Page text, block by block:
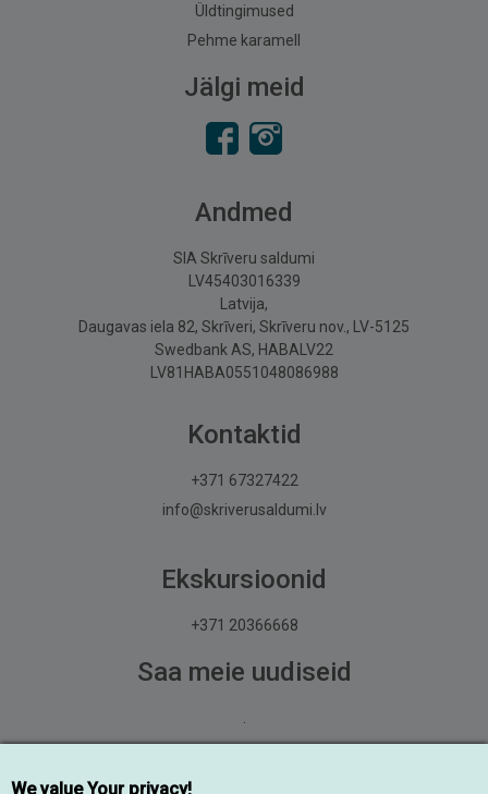
We value Your privacy!
Üldtingimused
Pehme karamell
Jälgi meid
Andmed
SIA Skrīveru saldumi
LV45403016339
Latvija,
Daugavas iela 82, Skrīveri, Skrīveru nov., LV-5125
Swedbank AS, HABALV22
LV81HABA0551048086988
Kontaktid
+371 67327422
info@skriverusaldumi.lv
Ekskursioonid
+371 20366668
Saa meie uudiseid